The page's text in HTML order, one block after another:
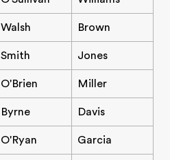
Walsh Brown
Smith Jones
O'Brien Miller
Byrne Davis
O'Ryan Garcia